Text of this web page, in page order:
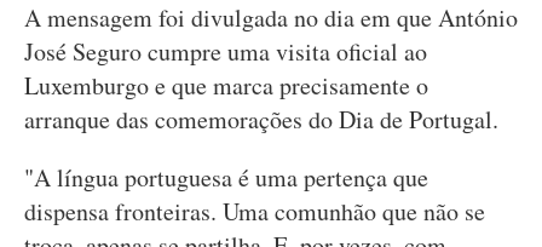
A mensagem foi divulgada no dia em que António
José Seguro cumpre uma visita oficial ao
Luxemburgo e que marca precisamente o
arranque das comemorações do Dia de Portugal.
"A língua portuguesa é uma pertença que
dispensa fronteiras. Uma comunhão que não se